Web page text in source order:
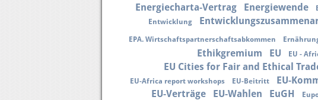
Energiecharta-Vertrag
Energiewende
Entwicklung
EPA. Wirtschaftspartnerschaftsabkommen
Ethikgremium EU EU -
EU Cities for Fair and Ethical
EU-Africa report workshops
EU-Beitritt EU-
EU-Verträge EU-Wahlen EuGH